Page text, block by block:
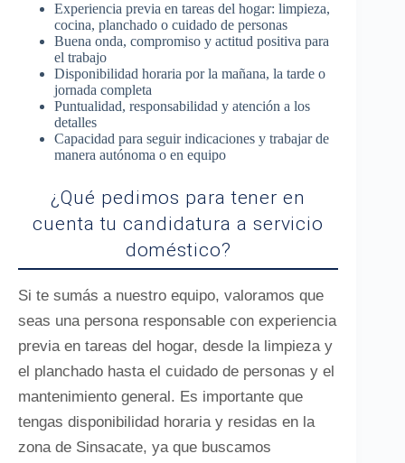
Experiencia previa en tareas del hogar: limpieza,
cocina, planchado o cuidado de personas
Buena onda, compromiso y actitud positiva para
el trabajo
Disponibilidad horaria por la mañana, la tarde o
jornada completa
Puntualidad, responsabilidad y atención a los
detalles
Capacidad para seguir indicaciones y trabajar de
manera autónoma o en equipo
¿Qué pedimos para tener en
cuenta tu candidatura a servicio
doméstico?
Si te sumás a nuestro equipo, valoramos que
seas una persona responsable con experiencia
previa en tareas del hogar, desde la limpieza y
el planchado hasta el cuidado de personas y el
mantenimiento general. Es importante que
tengas disponibilidad horaria y residas en la
zona de Sinsacate, ya que buscamos